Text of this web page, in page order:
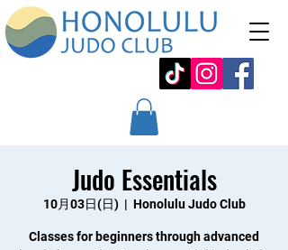
Judo Essentials
10月03日(日)
  |
Honolulu Judo Club
Classes for beginners through advanced